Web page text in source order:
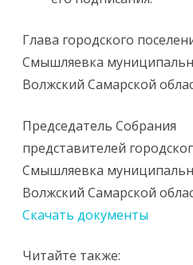
Глава городского
Смышляевка
Волжский Самарской
Председатель Собрания
представителей
Смышляевка
Волжский Самарской
Скачать документы
Читайте также: